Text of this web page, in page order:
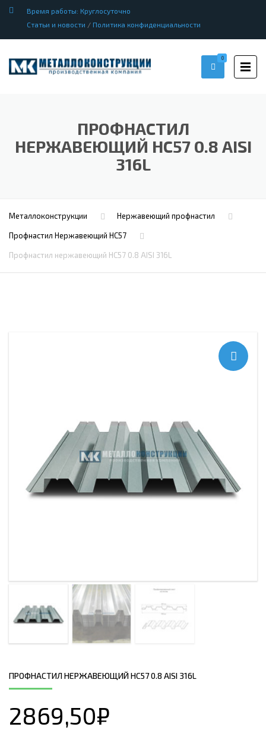
Время работы: Круглосуточно
Статьи и новости / Политика конфиденциальности
0
ПРОФНАСТИЛ
НЕРЖАВЕЮЩИЙ НС57 0.8 AISI
316L
Металлоконструкции Нержавеющий профнастил
Профнастил Hержавеющий НС57
Профнастил нержавеющий НС57 0.8 AISI 316L
ПРОФНАСТИЛ НЕРЖАВЕЮЩИЙ НС57 0.8 AISI 316L
2869,50₽